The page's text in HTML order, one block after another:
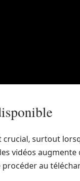
crucial, surtout
vidéos
au